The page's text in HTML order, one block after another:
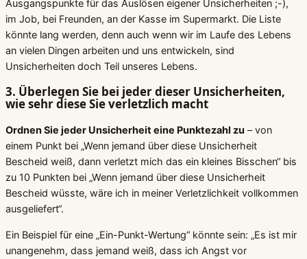
Ausgangspunkte für das Auslösen eigener Unsicherheiten ;-),
im Job, bei Freunden, an der Kasse im Supermarkt. Die Liste
könnte lang werden, denn auch wenn wir im Laufe des Lebens
an vielen Dingen arbeiten und uns entwickeln, sind
Unsicherheiten doch Teil unseres Lebens.
3. Überlegen Sie bei jeder dieser Unsicherheiten,
wie sehr diese Sie verletzlich macht
Ordnen Sie jeder Unsicherheit eine Punktezahl zu – von
einem Punkt bei „Wenn jemand über diese Unsicherheit
Bescheid weiß, dann verletzt mich das ein kleines Bisschen“ bis
zu 10 Punkten bei „Wenn jemand über diese Unsicherheit
Bescheid wüsste, wäre ich in meiner Verletzlichkeit vollkommen
ausgeliefert“.
Ein Beispiel für eine „Ein-Punkt-Wertung“ könnte sein: „Es ist mir
unangenehm, dass jemand weiß, dass ich Angst vor